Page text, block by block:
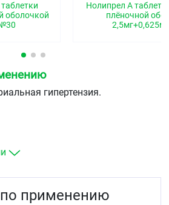
оболочкой
Нолипрел А
плёночной
гипертензия.
применению